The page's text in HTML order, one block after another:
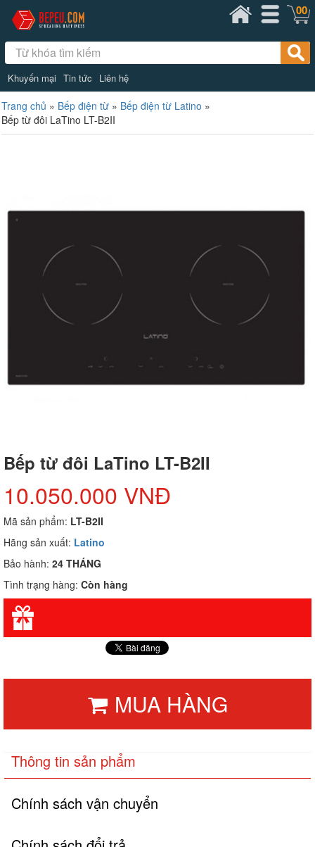
Khuyến mại Tin tức Liên hệ
00
Trang chủ » Bếp điện từ » Bếp điện từ Latino »
Bếp từ đôi LaTino LT-B2II
Bếp từ đôi LaTino LT-B2II
10.050.000 VNĐ
Mã sản phẩm: LT-B2II
Hãng sản xuất: Latino
Bảo hành: 24 THÁNG
Tình trạng hàng: Còn hàng
MUA HÀNG
Thông tin sản phẩm
Chính sách vận chuyển